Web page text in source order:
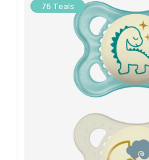
76 Teals